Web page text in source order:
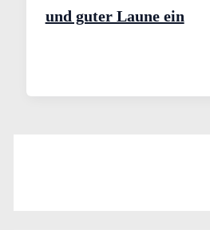
und guter Laune ein